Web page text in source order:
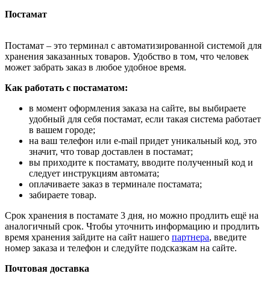
Постамат
Постамат – это терминал с автоматизированной системой для
хранения заказанных товаров. Удобство в том, что человек
может забрать заказ в любое удобное время.
Как работать с постаматом:
в момент оформления заказа на сайте, вы выбираете
удобный для себя постамат, если такая система работает
в вашем городе;
на ваш телефон или e-mail придет уникальный код, это
значит, что товар доставлен в постамат;
вы приходите к постамату, вводите полученный код и
следует инструкциям автомата;
оплачиваете заказ в терминале постамата;
забираете товар.
Срок хранения в постамате 3 дня, но можно продлить ещё на
аналогичный срок. Чтобы уточнить информацию и продлить
время хранения зайдите на сайт нашего партнера, введите
номер заказа и телефон и следуйте подсказкам на сайте.
Почтовая доставка